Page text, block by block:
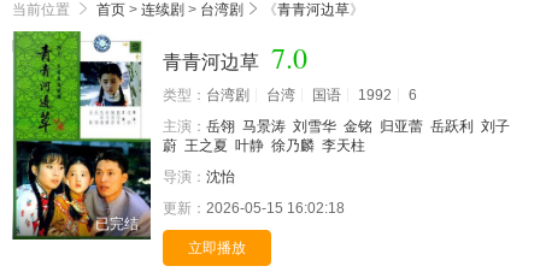
当前位置 首页 > 连续剧 > 台湾剧 《青青河边草》
已完结
青青河边草 7.0
类型： 台湾剧 台湾 国语 1992
6
主演： 岳翎 马景涛 刘雪华 金铭 归亚蕾 岳跃利
刘子
蔚 王之夏 叶静 徐乃麟 李天柱
导演： 沈怡
更新： 2026-05-15 16:02:18
立即播放